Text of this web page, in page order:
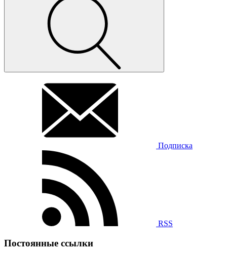
Подписка
RSS
Постоянные ссылки